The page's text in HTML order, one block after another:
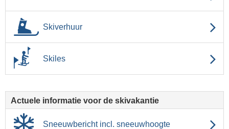
Skiverhuur
Skiles
Actuele informatie voor de skivakantie
Sneeuwbericht incl. sneeuwhoogte